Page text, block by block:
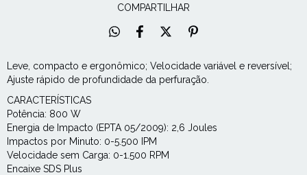
COMPARTILHAR
Leve, compacto e ergonômico; Velocidade variável e reversível;
Ajuste rápido de profundidade da perfuração.
CARACTERÍSTICAS
Potência: 800 W
Energia de Impacto (EPTA 05/2009): 2,6 Joules
Impactos por Minuto: 0-5.500 IPM
Velocidade sem Carga: 0-1.500 RPM
Encaixe SDS Plus